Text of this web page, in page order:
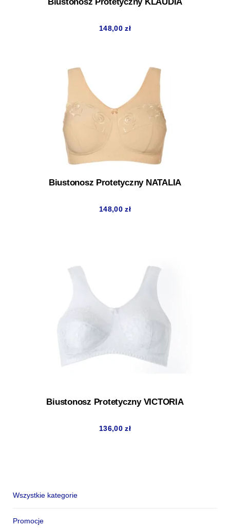
148,00zł
Biustonosz Protetyczny NATALIA
148,00zł
Biustonosz Protetyczny VICTORIA
136,00zł
Wszystkie kategorie
Promocje